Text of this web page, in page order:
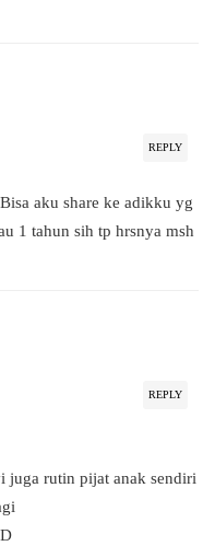
REPLY
aku share ke adikku yg
1 tahun sih tp hrsnya msh
REPLY
juga rutin pijat anak sendiri